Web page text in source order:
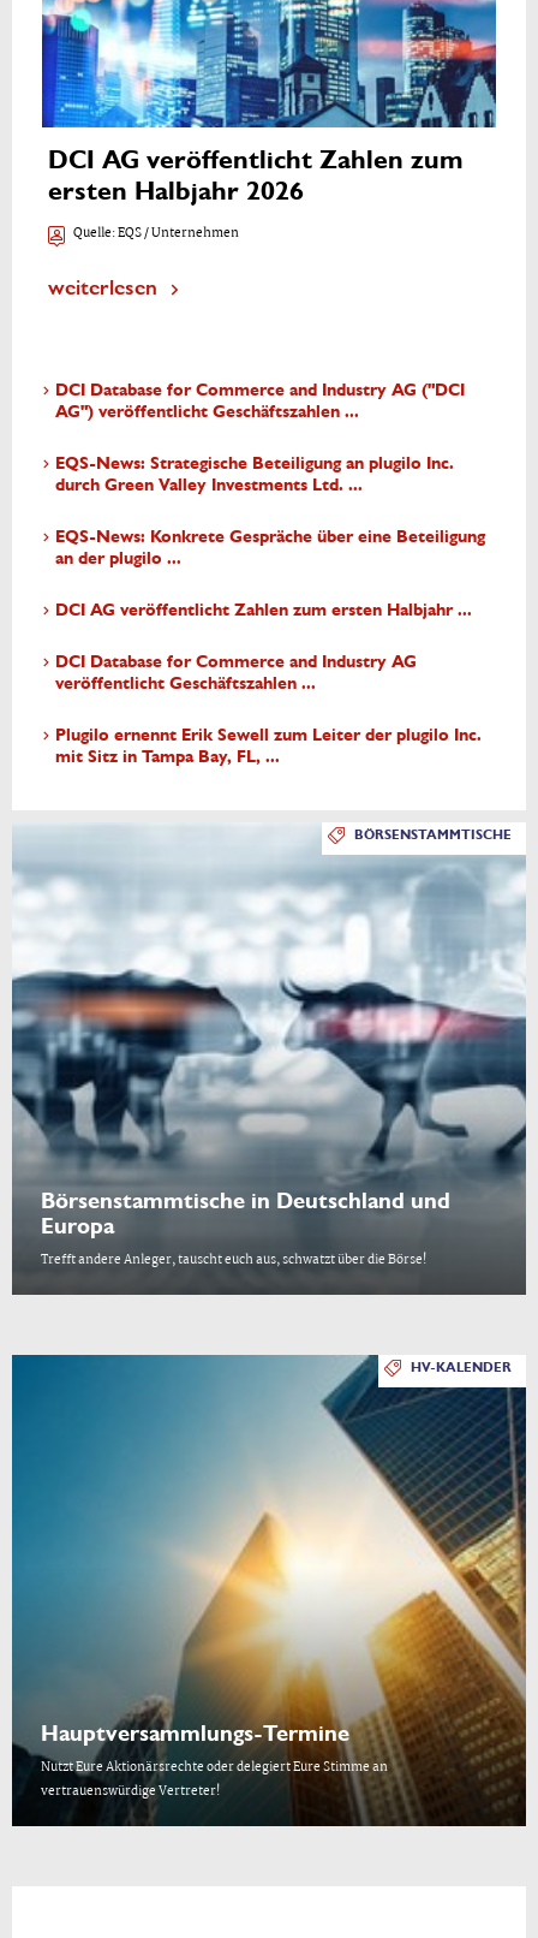
DCI AG veröffentlicht Zahlen zum
ersten Halbjahr 2026
Quelle:EQS / Unternehmen
weiterlesen
DCI Database for Commerce and Industry AG ("DCI
AG") veröffentlicht Geschäftszahlen ...
EQS-News: Strategische Beteiligung an plugilo Inc.
durch Green Valley Investments Ltd. ...
EQS-News: Konkrete Gespräche über eine Beteiligung
an der plugilo ...
DCI AG veröffentlicht Zahlen zum ersten Halbjahr ...
DCI Database for Commerce and Industry AG
veröffentlicht Geschäftszahlen ...
Plugilo ernennt Erik Sewell zum Leiter der plugilo Inc.
mit Sitz in Tampa Bay, FL, ...
BÖRSENSTAMMTISCHE
Börsenstammtische in Deutschland und
Europa
Trefft andere Anleger, tauscht euch aus, schwatzt über die Börse!
HV-KALENDER
Hauptversammlungs-Termine
Nutzt Eure Aktionärsrechte oder delegiert Eure Stimme an
vertrauenswürdige Vertreter!